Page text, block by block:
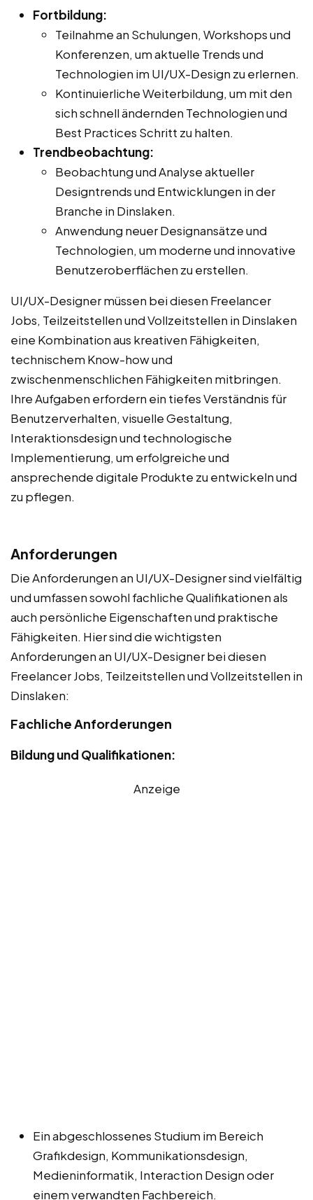
Fortbildung:
Teilnahme an Schulungen, Workshops und
Konferenzen, um aktuelle Trends und
Technologien im UI/UX-Design zu erlernen.
Kontinuierliche Weiterbildung, um mit den
sich schnell ändernden Technologien und
Best Practices Schritt zu halten.
Trendbeobachtung:
Beobachtung und Analyse aktueller
Designtrends und Entwicklungen in der
Branche in Dinslaken.
Anwendung neuer Designansätze und
Technologien, um moderne und innovative
Benutzeroberflächen zu erstellen.
UI/UX-Designer müssen bei diesen Freelancer
Jobs, Teilzeitstellen und Vollzeitstellen in Dinslaken
eine Kombination aus kreativen Fähigkeiten,
technischem Know-how und
zwischenmenschlichen Fähigkeiten mitbringen.
Ihre Aufgaben erfordern ein tiefes Verständnis für
Benutzerverhalten, visuelle Gestaltung,
Interaktionsdesign und technologische
Implementierung, um erfolgreiche und
ansprechende digitale Produkte zu entwickeln und
zu pflegen.
Anforderungen
Die Anforderungen an UI/UX-Designer sind vielfältig
und umfassen sowohl fachliche Qualifikationen als
auch persönliche Eigenschaften und praktische
Fähigkeiten. Hier sind die wichtigsten
Anforderungen an UI/UX-Designer bei diesen
Freelancer Jobs, Teilzeitstellen und Vollzeitstellen in
Dinslaken:
Fachliche Anforderungen
Bildung und Qualifikationen:
Anzeige
Ein abgeschlossenes Studium im Bereich
Grafikdesign, Kommunikationsdesign,
Medieninformatik, Interaction Design oder
einem verwandten Fachbereich.